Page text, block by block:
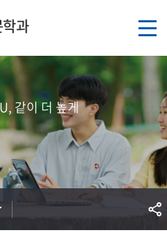
과
같이 더 높게